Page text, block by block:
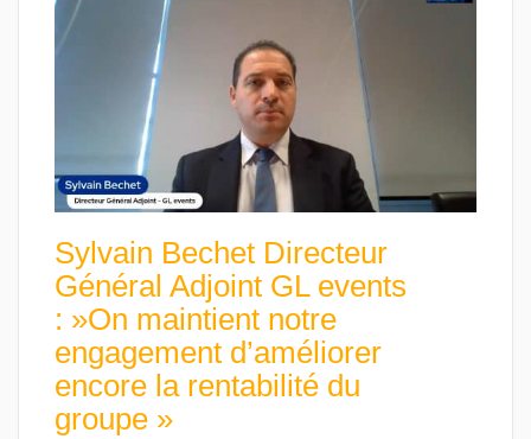
Sylvain Bechet Directeur
Général Adjoint GL events
: »On maintient notre
engagement d’améliorer
encore la rentabilité du
groupe »